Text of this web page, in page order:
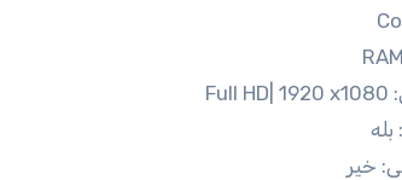
Full HD| 1920 x1080
بله
خیر